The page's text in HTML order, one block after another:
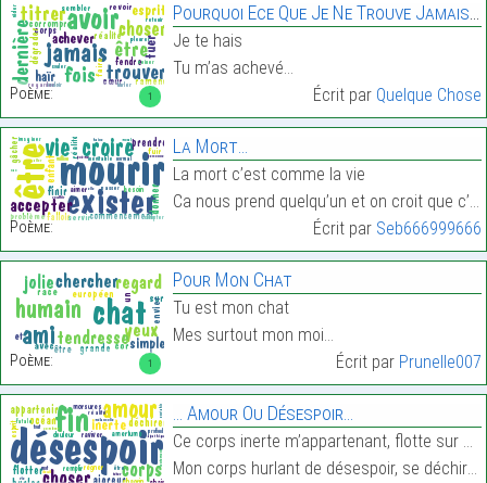
1
Poème:
Pourquoi Ece Que Je Ne Trouve Jamais De Titre ? …
Je te hais
Tu m’as achevé…
Écrit par Quelque Chose
Poème:
La Mort…
La mort c’est comme la vie
Ca nous prend quelqu’un et on croit que c’est fini…
Écrit par Seb666999666
1
Poème:
Pour Mon Chat
Tu est mon chat
Mes surtout mon moi…
Écrit par Prunelle007
… Amour Ou Désespoir…
Ce corps inerte m’appartenant, flotte sur un océan
Mon corps hurlant de désespoir, se déchire de chag…